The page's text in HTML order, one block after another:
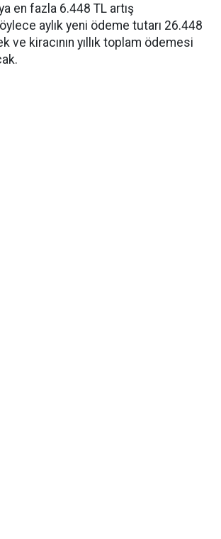
en fazla 6.448 TL artış
aylık yeni ödeme tutarı 26.448
ve kiracının yıllık toplam ödemesi